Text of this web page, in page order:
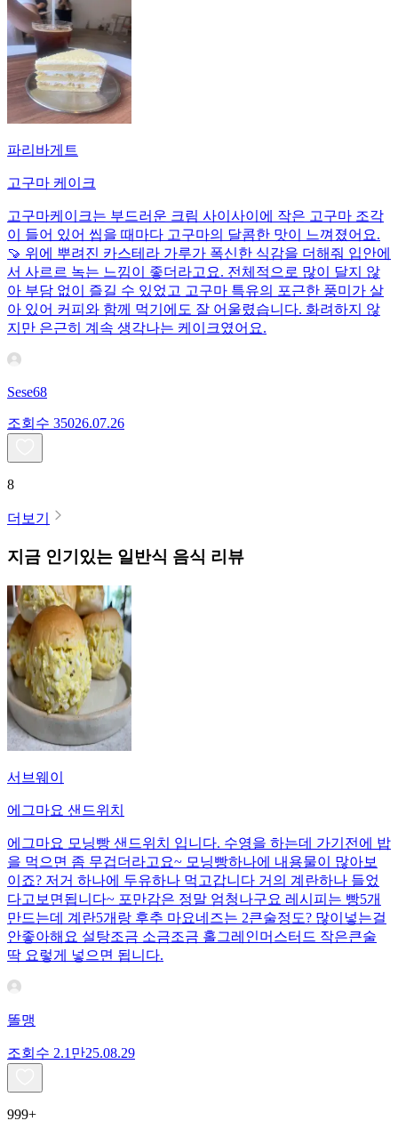
파리바게트
고구마 케이크
고구마케이크는 부드러운 크림 사이사이에 작은 고구마 조각
이 들어 있어 씹을 때마다 고구마의 달콤한 맛이 느껴졌어요.
🍠 위에 뿌려진 카스테라 가루가 폭신한 식감을 더해줘 입안에
서 사르르 녹는 느낌이 좋더라고요. 전체적으로 많이 달지 않
아 부담 없이 즐길 수 있었고 고구마 특유의 포근한 풍미가 살
아 있어 커피와 함께 먹기에도 잘 어울렸습니다. 화려하지 않
지만 은근히 계속 생각나는 케이크였어요.
Sese68
조회수 35026.07.26
8
더보기
지금 인기있는 일반식 음식 리뷰
서브웨이
에그마요 샌드위치
에그마요 모닝빵 샌드위치 입니다. 수영을 하는데 가기전에 밥
을 먹으면 좀 무겁더라고요~ 모닝빵하나에 내용물이 많아보
이죠? 저거 하나에 두유하나 먹고갑니다 거의 계란하나 들었
다고보면됩니다~ 포만감은 정말 엄청나구요 레시피는 빵5개
만드는데 계란5개랑 후추 마요네즈는 2큰술정도? 많이넣는걸
안좋아해요 설탕조금 소금조금 홀그레인머스터드 작은큰술
딱 요렇게 넣으면 됩니다.
똘맹
조회수 2.1만25.08.29
999+